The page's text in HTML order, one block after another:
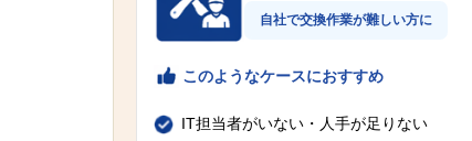
自社で交換作業が難しい方に
このようなケースにおすすめ
IT担当者がいない・人手が足りない